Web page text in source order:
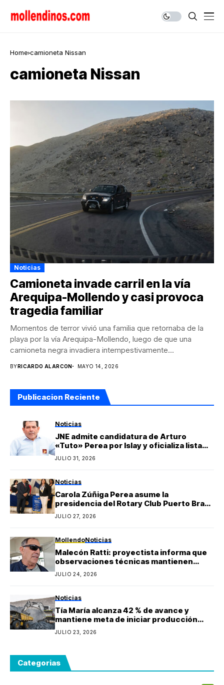
Home camioneta Nissan
camioneta Nissan
Noticias
Camioneta invade carril en la vía
Arequipa-Mollendo y casi provoca
tragedia familiar
Momentos de terror vivió una familia que retornaba de la
playa por la vía Arequipa-Mollendo, luego de que una
camioneta negra invadiera intempestivamente...
BY RICARDO ALARCON MAYO 14, 2026
Publicacion Reciente
Noticias
JNE admite candidatura de Arturo
«Tuto» Perea por Islay y oficializa lista
regional de Yo Arequipa encabezada por
Berly Gonzales
JULIO 31, 2026
Noticias
Carola Zúñiga Perea asume la
presidencia del Rotary Club Puerto Bravo
Mollendo y anuncia proyectos sociales
para la provincia de Islay
JULIO 27, 2026
MollendoNoticias
Malecón Ratti: proyectista informa que
observaciones técnicas mantienen
paralizada la obra y estima reinicio en
agosto
JULIO 24, 2026
Noticias
Tía María alcanza 42 % de avance y
mantiene meta de iniciar producción
durante 2027
JULIO 23, 2026
Categorias